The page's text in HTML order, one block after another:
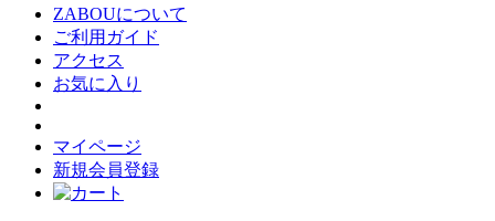
ZABOUについて
ご利用ガイド
アクセス
お気に入り
マイページ
新規会員登録